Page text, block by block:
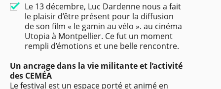
Le 13 décembre, Luc Dardenne nous a fait
le plaisir d’être présent pour la diffusion
de son film « le gamin au vélo ». au cinéma
Utopia à Montpellier. Ce fut un moment
rempli d’émotions et une belle rencontre.
Un ancrage dans la vie militante et l’activité
des CEMÉA
Le festival est un espace porté et animé en